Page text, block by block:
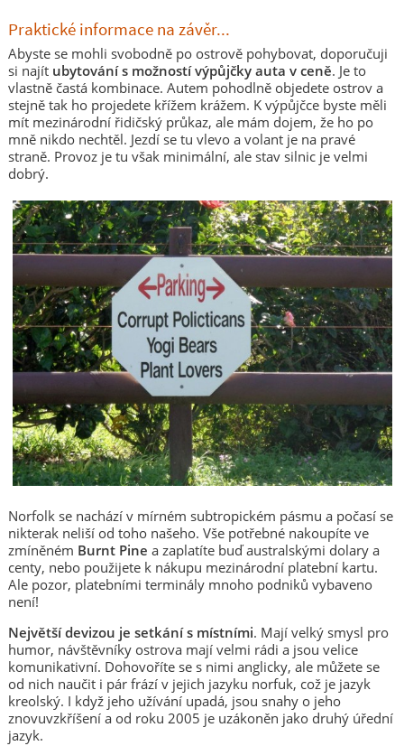
Praktické informace na závěr...
Abyste se mohli svobodně po ostrově pohybovat, doporučuji
si najít ubytování s možností výpůjčky auta v ceně. Je to
vlastně častá kombinace. Autem pohodlně objedete ostrov a
stejně tak ho projedete křížem krážem. K výpůjčce byste měli
mít mezinárodní řidičský průkaz, ale mám dojem, že ho po
mně nikdo nechtěl. Jezdí se tu vlevo a volant je na pravé
straně. Provoz je tu však minimální, ale stav silnic je velmi
dobrý.
Norfolk se nachází v mírném subtropickém pásmu a počasí se
nikterak neliší od toho našeho. Vše potřebné nakoupíte ve
zmíněném Burnt Pine a zaplatíte buď australskými dolary a
centy, nebo použijete k nákupu mezinárodní platební kartu.
Ale pozor, platebními terminály mnoho podniků vybaveno
není!
Největší devizou je setkání s místními. Mají velký smysl pro
humor, návštěvníky ostrova mají velmi rádi a jsou velice
komunikativní. Dohovoříte se s nimi anglicky, ale můžete se
od nich naučit i pár frází v jejich jazyku norfuk, což je jazyk
kreolský. I když jeho užívání upadá, jsou snahy o jeho
znovuvzkříšení a od roku 2005 je uzákoněn jako druhý úřední
jazyk.